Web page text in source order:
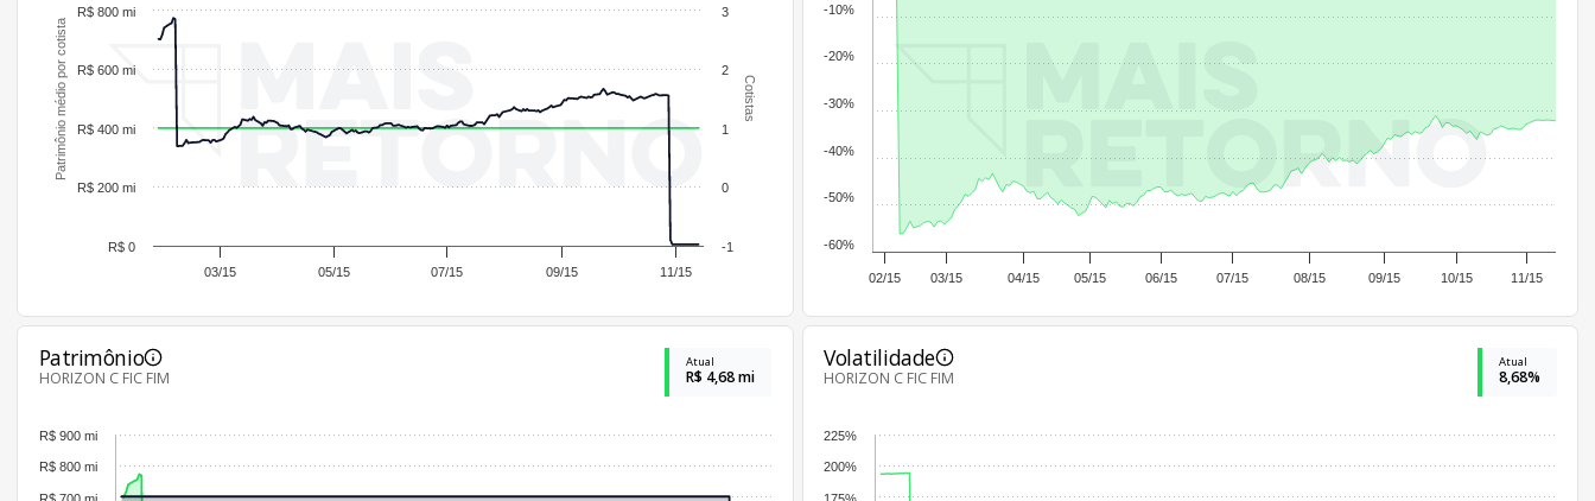
Cotistas
Patrimônio médio por cotista
03/15 05/15 07/15 09/15 11/15
-1
0
1
2
3
R$ 0
R$ 200 mi
R$ 400 mi
R$ 600 mi
R$ 800 mi
02/15 03/15 04/15 05/15 06/15 07/15 08/15 09/15 10/15 11/15
-60%
-50%
-40%
-30%
-20%
-10%
Patrimônio
HORIZON C FIC FIM
Atual
R$ 4,68 mi
R$ 700 mi
R$ 800 mi
R$ 900 mi
Volatilidade
HORIZON C FIC FIM
Atual
8,68%
175%
200%
225%